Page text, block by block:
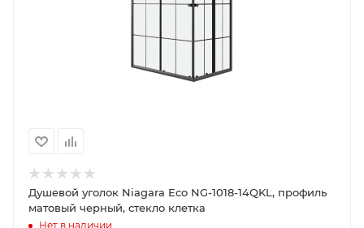
Душевой уголок Niagara Eco NG-1018-14QKL, профиль
матовый черный, стекло клетка
Нет в наличии